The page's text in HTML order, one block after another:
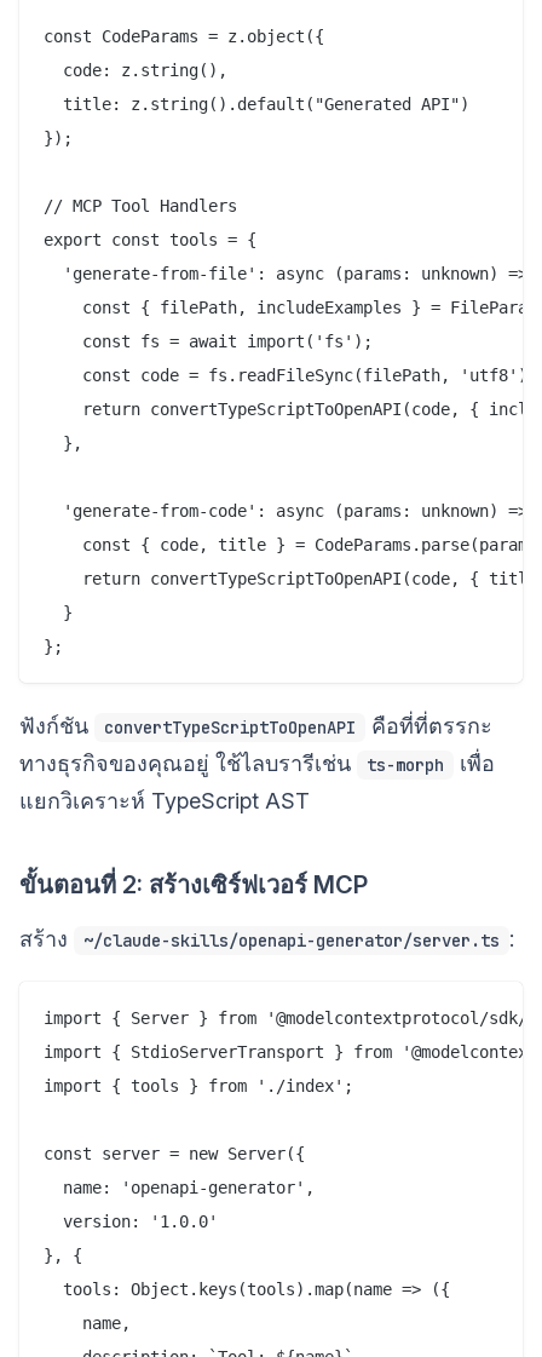
const CodeParams = z.object({
  code: z.string(),
  title: z.string().default("Generated API")
});
// MCP Tool Handlers
export const tools = {
'generate-from-file': async (params: unknown) =>
const { filePath, includeExamples } =
    const fs = await import('fs');
    const code = fs.readFileSync(filePath, 'utf8');
return convertTypeScriptToOpenAPI(code, {
  },
'generate-from-code': async (params: unknown) =>
const { code, title } =
return convertTypeScriptToOpenAPI(code, { title
  }
ฟังก์ชัน convertTypeScriptToOpenAPI
คือที่ที่ตรรกะ
ทางธุรกิจของคุณอยู่ ใช้ไลบรารีเช่น
ts-morph
เพื่อ
แยกวิเคราะห์ TypeScript AST
ขั้นตอนที่ 2: สร้างเซิร์ฟเวอร์ MCP
สร้าง ~/claude-skills/openapi-generator/server.ts :
import { Server } from '@modelcontextprotocol/
import { StdioServerTransport } from
import { tools } from './index';
const server = new Server({
  name: 'openapi-generator',
  version: '1.0.0'
}, {
  tools: Object.keys(tools).map(name => ({
    name,